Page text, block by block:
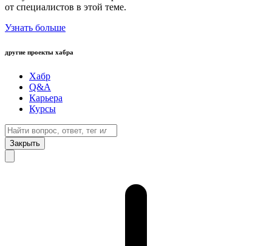
от специалистов в этой теме.
Узнать больше
другие проекты хабра
Хабр
Q&A
Карьера
Курсы
Закрыть